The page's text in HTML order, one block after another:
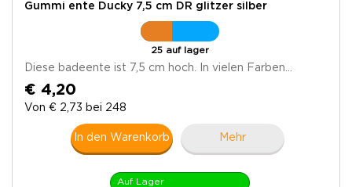
Gummi ente Ducky 7,5 cm DR glitzer silber
25 auf lager
Diese badeente ist 7,5 cm hoch. In vielen Farben...
€ 4,20
Von € 2,73 bei 248
In den Warenkorb Mehr
Auf Lager